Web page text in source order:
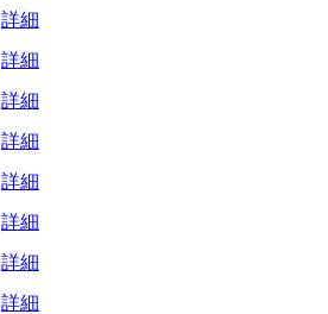
詳細
詳細
詳細
詳細
詳細
詳細
詳細
詳細